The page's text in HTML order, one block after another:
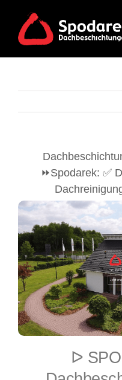
content
⏩Spodarek: ✅
ᐅ